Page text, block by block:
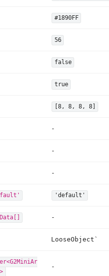
#1890FF
56
false
true
[8, 8, 8, 8]
-
-
-
'default'
-
LooseObject`
-